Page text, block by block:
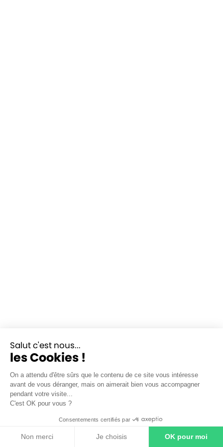
Salut c'est nous...
les Cookies !
On a attendu d'être sûrs que le contenu de ce site vous intéresse
avant de vous déranger, mais on aimerait bien vous accompagner
pendant votre visite...
C'est OK pour vous ?
Consentements certifiés par
Non merci Je choisis OK pour moi